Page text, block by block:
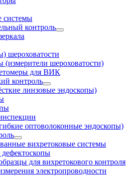
системы
контроль
шероховатости
шероховатости)
для ВИК
контроль
линзовые эндоскопы)
оптоволоконные эндоскопы)
вихретоковые системы
для вихретокового контроля
электропроводности